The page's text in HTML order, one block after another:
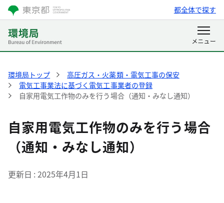
都全体で探す
環境局トップ
高圧ガス・火薬類・電気工事の保安
電気工事業法に基づく電気工事業者の登録
自家用電気工作物のみを行う場合（通知・みなし通知）
自家用電気工作物のみを行う場合
（通知・みなし通知）
更新日 2025年4月1日